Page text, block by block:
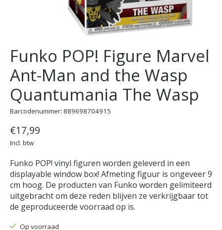
Funko POP! Figure Marvel
Ant-Man and the Wasp
Quantumania The Wasp
Barcodenummer: 889698704915
€17,99
Incl. btw
Funko POP! vinyl figuren worden geleverd in een
displayable window box! Afmeting figuur is ongeveer 9
cm hoog. De producten van Funko worden gelimiteerd
uitgebracht om deze reden blijven ze verkrijgbaar tot
de geproduceerde voorraad op is.
Op voorraad